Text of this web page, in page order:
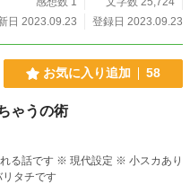
日 2023.09.23
登録日 2023.09.23
お気に入り追加 58
ゃうの術
※ 小スカあり
タチです